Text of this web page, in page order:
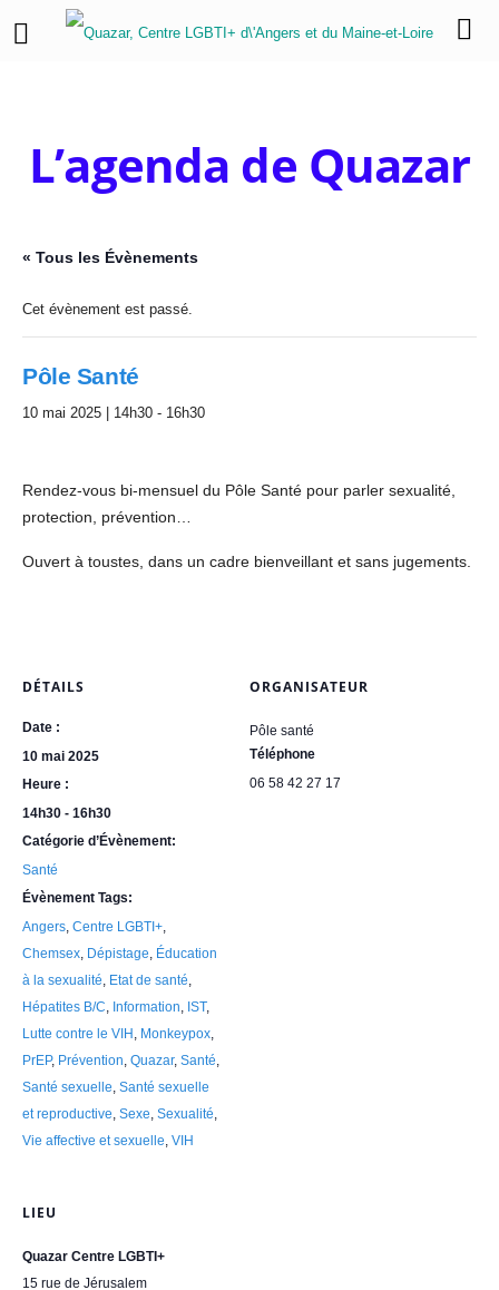
L’agenda de Quazar
« Tous les Évènements
Cet évènement est passé.
Pôle Santé
10 mai 2025 | 14h30 - 16h30
Rendez-vous bi-mensuel du Pôle Santé pour parler sexualité,
protection, prévention…
Ouvert à toustes, dans un cadre bienveillant et sans jugements.
DÉTAILS
Date :
10 mai 2025
Heure :
14h30 - 16h30
Catégorie d’Évènement:
Santé
Évènement Tags:
Angers, Centre LGBTI+,
Chemsex, Dépistage, Éducation
à la sexualité, Etat de santé,
Hépatites B/C, Information, IST,
Lutte contre le VIH , Monkeypox,
PrEP, Prévention, Quazar, Santé,
Santé sexuelle, Santé sexuelle
et reproductive, Sexe, Sexualité,
Vie affective et sexuelle, VIH
LIEU
Quazar Centre LGBTI+
15 rue de Jérusalem
ORGANISATEUR
Pôle santé
Téléphone
06 58 42 27 17